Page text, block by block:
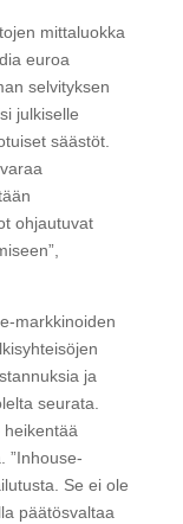
mittaluokka
euroa
selvityksen
julkiselle
säästöt.
ohjautuvat
markkinoiden
ja
seurata.
heikentää
”Inhouse-
Se ei ole
päätösvaltaa